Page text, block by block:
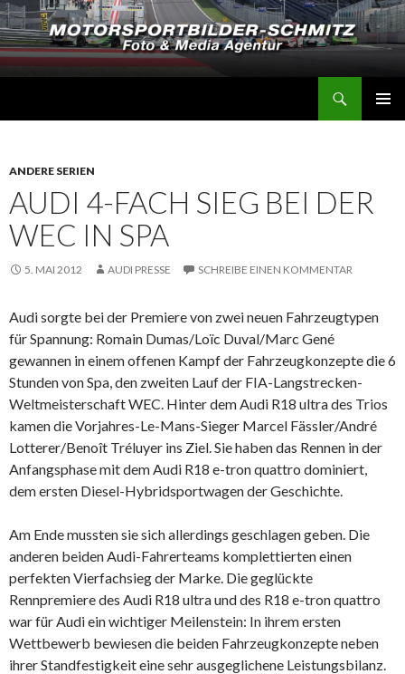
ANDERE SERIEN
AUDI 4-FACH SIEG BEI DER
WEC IN SPA
5. MAI 2012 AUDI PRESSE SCHREIBE EINEN KOMMENTAR
Audi sorgte bei der Premiere von zwei neuen Fahrzeugtypen
für Spannung: Romain Dumas/Loïc Duval/Marc Gené
gewannen in einem offenen Kampf der Fahrzeugkonzepte die 6
Stunden von Spa, den zweiten Lauf der FIA-Langstrecken-
Weltmeisterschaft WEC. Hinter dem Audi R18 ultra des Trios
kamen die Vorjahres-Le-Mans-Sieger Marcel Fässler/André
Lotterer/Benoît Tréluyer ins Ziel. Sie haben das Rennen in der
Anfangsphase mit dem Audi R18 e-tron quattro dominiert,
dem ersten Diesel-Hybridsportwagen der Geschichte.
Am Ende mussten sie sich allerdings geschlagen geben. Die
anderen beiden Audi-Fahrerteams komplettierten einen
perfekten Vierfachsieg der Marke. Die geglückte
Rennpremiere des Audi R18 ultra und des R18 e-tron quattro
war für Audi ein wichtiger Meilenstein: In ihrem ersten
Wettbewerb bewiesen die beiden Fahrzeugkonzepte neben
ihrer Standfestigkeit eine sehr ausgeglichene Leistungsbilanz.